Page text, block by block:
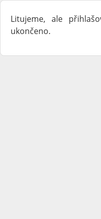
Litujeme, ale
ukončeno.